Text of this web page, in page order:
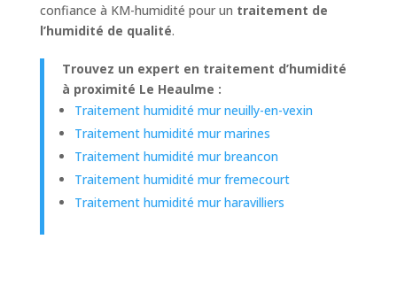
confiance à KM-humidité pour un traitement de
l’humidité de qualité.
Trouvez un expert en traitement d’humidité
à proximité Le Heaulme :
Traitement humidité mur neuilly-en-vexin
Traitement humidité mur marines
Traitement humidité mur breancon
Traitement humidité mur fremecourt
Traitement humidité mur haravilliers